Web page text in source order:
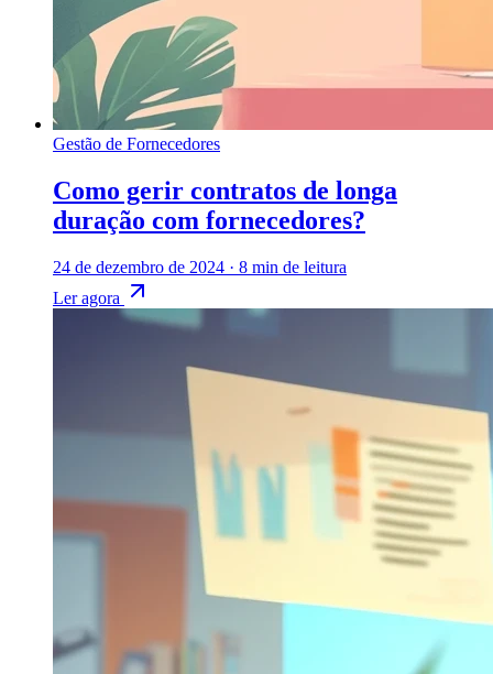
Gestão de Fornecedores
Como gerir contratos de longa
duração com fornecedores?
24 de dezembro de 2024 · 8 min de leitura
Ler agora